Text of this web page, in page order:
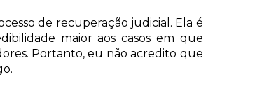
de recuperação judicial. Ela é
maior aos casos em que
Portanto, eu não acredito que